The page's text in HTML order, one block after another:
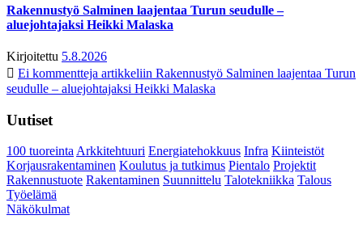
Rakennustyö Salminen laajentaa Turun seudulle –
aluejohtajaksi Heikki Malaska
Kirjoitettu 5.8.2026
Ei kommentteja artikkeliin Rakennustyö Salminen laajentaa Turun
seudulle – aluejohtajaksi Heikki Malaska
Uutiset
100 tuoreintaArkkitehtuuri Energiatehokkuus Infra Kiinteistöt
Korjausrakentaminen Koulutus ja tutkimus Pientalo Projektit
Rakennustuote Rakentaminen Suunnittelu Talotekniikka Talous
Työelämä
Näkökulmat